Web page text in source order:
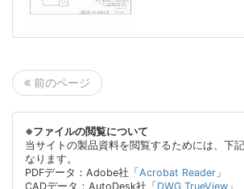
前のページ
※ファイルの閲覧について
当サイトの製品資料を閲覧するためには、下
なります。
PDFデータ：Adobe社「 Acrobat Reader 」
CADデータ：AutoDesk社「 DWG TrueView 」